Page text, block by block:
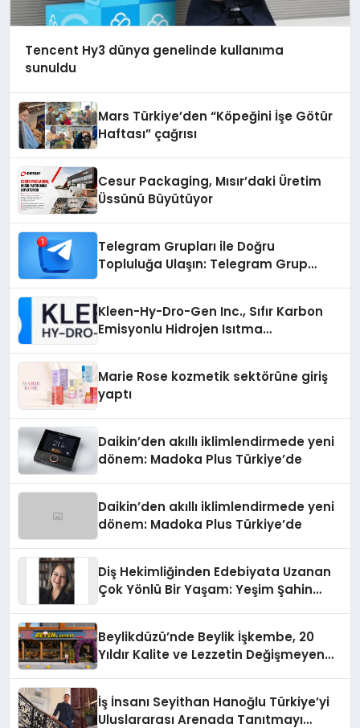
Tencent Hy3 dünya genelinde kullanıma
sunuldu
Mars Türkiye’den “Köpeğini İşe Götür
Haftası” çağrısı
Cesur Packaging, Mısır’daki Üretim
Üssünü Büyütüyor
Telegram Grupları ile Doğru
Topluluğa Ulaşın: Telegram Grup
Kleen-Hy-Dro-Gen Inc., Sıfır Karbon
Emisyonlu Hidrojen Isıtma
Marie Rose kozmetik sektörüne giriş
yaptı
Daikin’den akıllı iklimlendirmede yeni
dönem: Madoka Plus Türkiye’de
Daikin’den akıllı iklimlendirmede yeni
dönem: Madoka Plus Türkiye’de
Diş Hekimliğinden Edebiyata Uzanan
Çok Yönlü Bir Yaşam: Yeşim Şahin
Beylikdüzü’nde Beylik İşkembe, 20
Yıldır Kalite ve Lezzetin Değişmeyen
İş İnsanı Seyithan Hanoğlu Türkiye’yi
Uluslararası Arenada Tanıtmayı